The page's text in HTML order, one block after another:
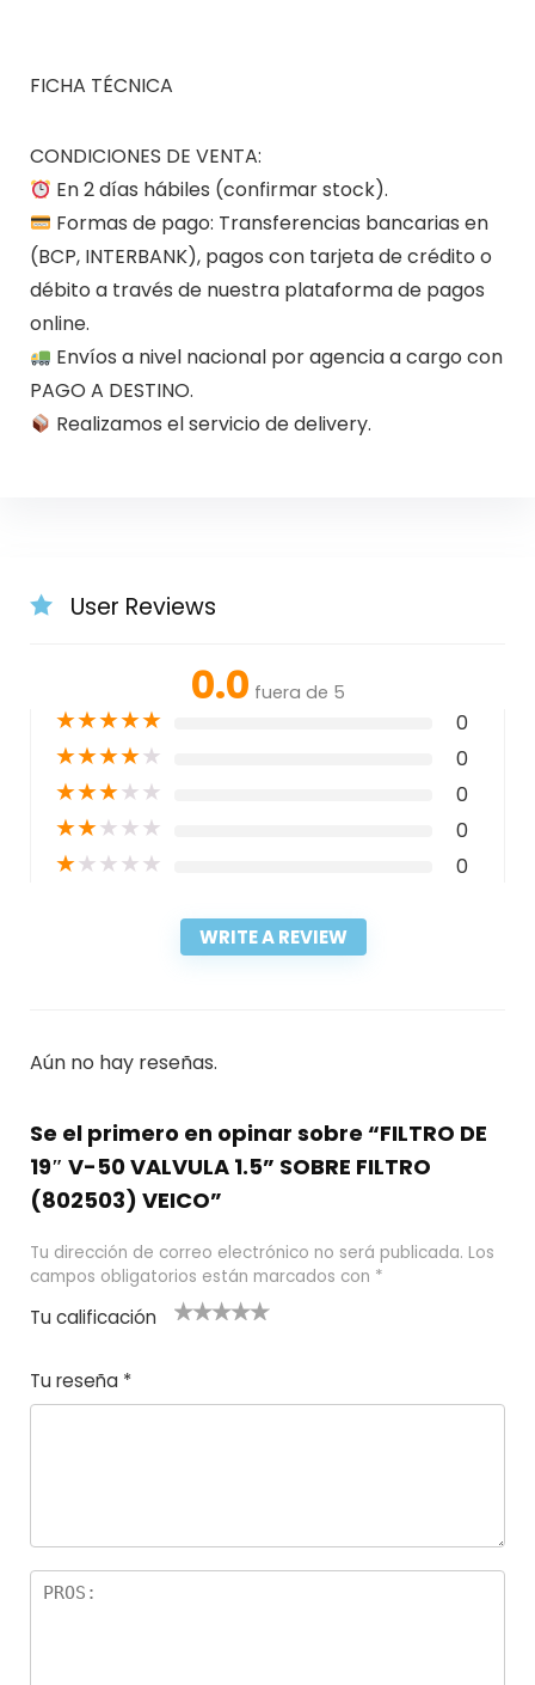
FICHA TÉCNICA
CONDICIONES DE VENTA:
En 2 días hábiles (confirmar stock).
Formas de pago: Transferencias bancarias en
(BCP, INTERBANK), pagos con tarjeta de crédito o
débito a través de nuestra plataforma de pagos
online.
Envíos a nivel nacional por agencia a cargo con
PAGO A DESTINO.
Realizamos el servicio de delivery.
User Reviews
0.0 fuera de 5
★★★★★ 0
★★★★★ 0
★★★★★ 0
★★★★★ 0
★★★★★ 0
WRITE A REVIEW
Aún no hay reseñas.
Se el primero en opinar sobre “FILTRO DE
19″ V-50 VALVULA 1.5” SOBRE FILTRO
(802503) VEICO”
Tu dirección de correo electrónico no será publicada. Los
campos obligatorios están marcados con *
Tu calificación
e
el
5
las
s
Tu reseña *